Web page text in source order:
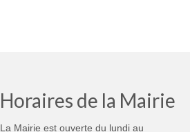
Horaires de la Mairie
La Mairie est ouverte du lundi au